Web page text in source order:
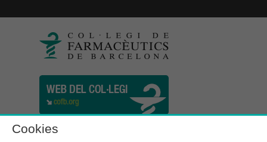
Cookies